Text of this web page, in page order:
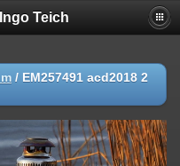
Teich
/ EM257491 acd2018 2